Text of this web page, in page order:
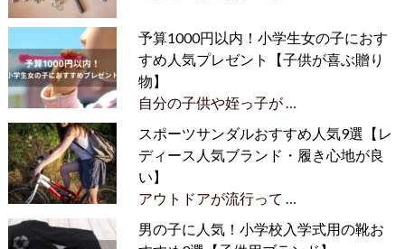
予算1000円以内！小学生女の子におす
すめ人気プレゼント【子供が喜ぶ贈り
物】
自分の子供や姪っ子が …
スポーツサンダルおすすめ人気9選【レ
ディース人気ブランド・履き心地が良
い】
アウトドアが流行って …
男の子に人気！小学校入学式用の靴お